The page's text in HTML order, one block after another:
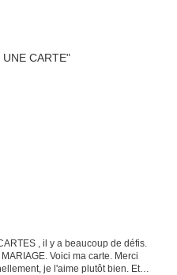
, il y a beaucoup de défis.
Voici ma carte. Merci
je l'aime plutôt bien. Et